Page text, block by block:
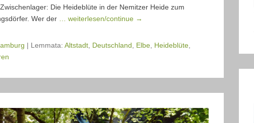
Die Heideblüte in der Nemitzer Heide zum
Wer der
… weiterlesen/continue →
| Lemmata: Altstadt Deutschland Elbe Heideblüte